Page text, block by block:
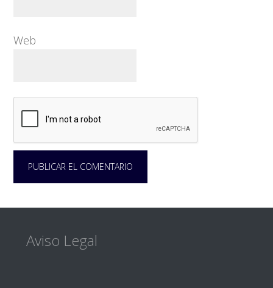
Web
Footer
Aviso Legal